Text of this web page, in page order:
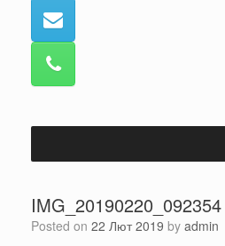
IMG_20190220_092354
Posted on 22 Лют 2019 by admin